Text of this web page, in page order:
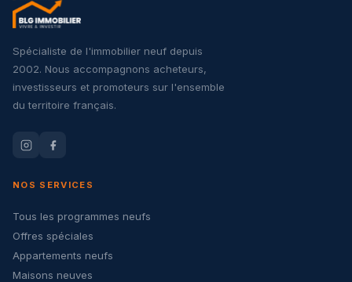
Spécialiste de l'immobilier neuf depuis
2002. Nous accompagnons acheteurs,
investisseurs et promoteurs sur l'ensemble
du territoire français.
NOS SERVICES
Tous les programmes neufs
Offres spéciales
Appartements neufs
Maisons neuves